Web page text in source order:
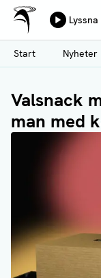
Hoppa
till
huvudinnehåll
Ålands Radio & TV
Start
Nyheter
Valsnack
man med